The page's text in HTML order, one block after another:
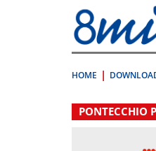
direttamente
a:
Contenuto
HOME
.
PONTECCHIO